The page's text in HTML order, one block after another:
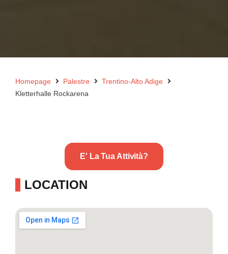
Homepage Palestre
Trentino-Alto Adige
Kletterhalle Rockarena
E' La Tua Attività?
LOCATION